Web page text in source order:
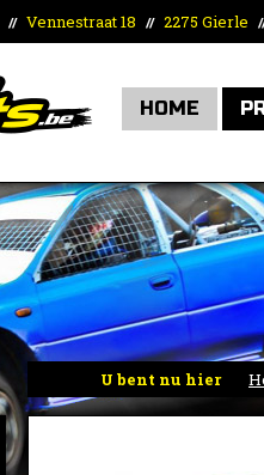
// Vennestraat 18 // 2275 Gierle
HOME
U bent nu hier